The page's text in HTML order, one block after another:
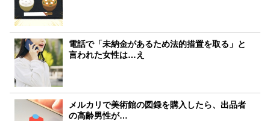
電話で「未納金があるため法的措置を取る」と
言われた女性は…え
メルカリで美術館の図録を購入したら、出品者
の高齢男性が…